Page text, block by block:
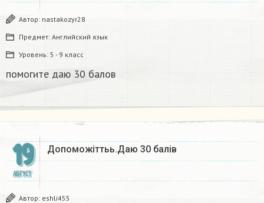
Автор: nastakozyr28
Предмет: Английский язык
Уровень: 5 - 9 класс
помогите даю 30 балов​
19
АВГУСТ
Допоможіттьь.Даю 30 балів
Автор: eshli455